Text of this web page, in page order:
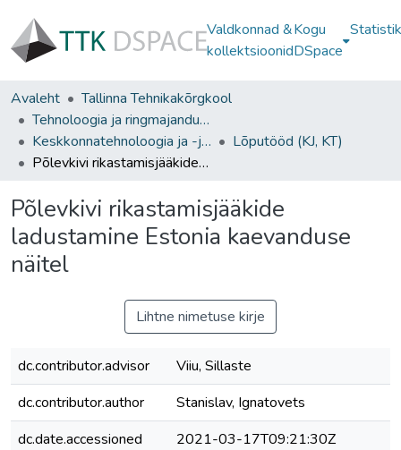
Valdkonnad &
kollektsioonid
Kogu
DSpace
Avaleht
Tallinna Tehnikakõrgkool
Tehnoloogia ja ringmajanduse instituut
Keskkonnatehnoloogia ja -juhtimine
Lõputööd (KJ, KT)
Põlevkivi rikastamisjääkide ladustamine Estonia kaevanduse näitel
Põlevkivi rikastamisjääkide
ladustamine Estonia kaevanduse
näitel
Lihtne nimetuse kirje
dc.contributor.advisor
Viiu, Sillaste
dc.contributor.author
Stanislav, Ignatovets
dc.date.accessioned
2021-03-17T09:21:30Z